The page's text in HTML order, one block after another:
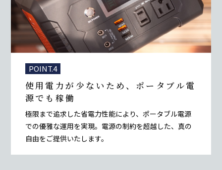
POINT.4
使用電力が少ないため、 ポータブル電
源でも稼働
極限まで追求した省電力性能により、ポータブル電源
での優雅な運用を実現。電源の制約を超越した、真の
自由をご提供いたします。